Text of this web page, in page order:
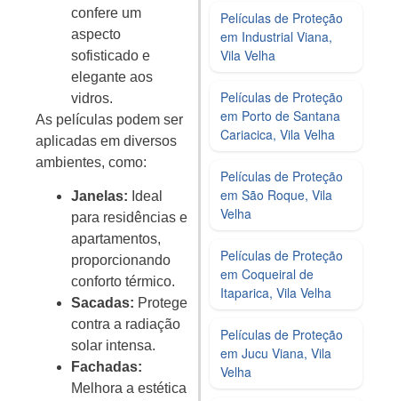
confere um
aspecto
sofisticado e
elegante aos
vidros.
As películas podem ser
aplicadas em diversos
ambientes, como:
Janelas: Ideal
para residências e
apartamentos,
proporcionando
conforto térmico.
Sacadas: Protege
contra a radiação
solar intensa.
Fachadas:
Melhora a estética
Películas de Proteção
em Industrial Viana,
Vila Velha
Películas de Proteção
em Porto de Santana
Cariacica, Vila Velha
Películas de Proteção
em São Roque, Vila
Velha
Películas de Proteção
em Coqueiral de
Itaparica, Vila Velha
Películas de Proteção
em Jucu Viana, Vila
Velha